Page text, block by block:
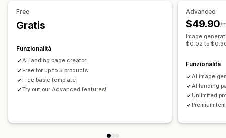
Free
Gratis
Funzionalità
AI landing page creator
Free for up to 5 products
Free basic template
Try out our Advanced features!
Advanced
$49.90/
Image
$0.02 to
Funzionalità
AI image
AI landing
Unlimited
Premium